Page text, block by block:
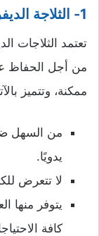
1- الثلاجة الديفروست
تعتمد الثلاجات
من أجل الحفاظ
ممكنة، وتتميز
من السهل
يدويًا.
لا تتعرض
يتوفر منها
كافة